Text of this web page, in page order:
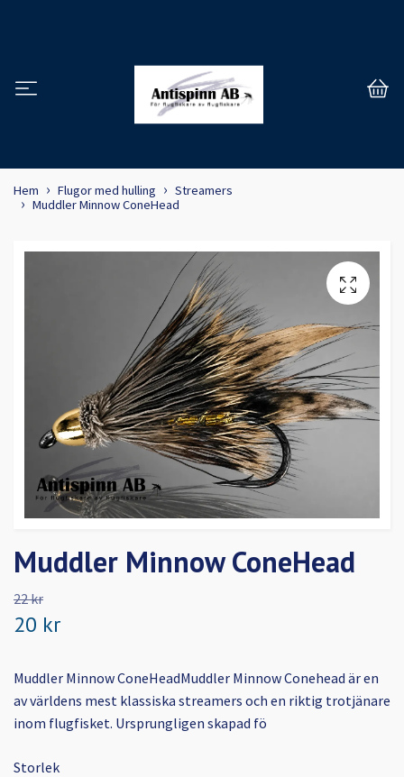
Hem Flugor med hulling
Streamers
Muddler Minnow ConeHead
Muddler Minnow ConeHead
22 kr
20 kr
Muddler Minnow ConeHeadMuddler Minnow Conehead är en
av världens mest klassiska streamers och en riktig trotjänare
inom flugfisket. Ursprungligen skapad fö
Storlek